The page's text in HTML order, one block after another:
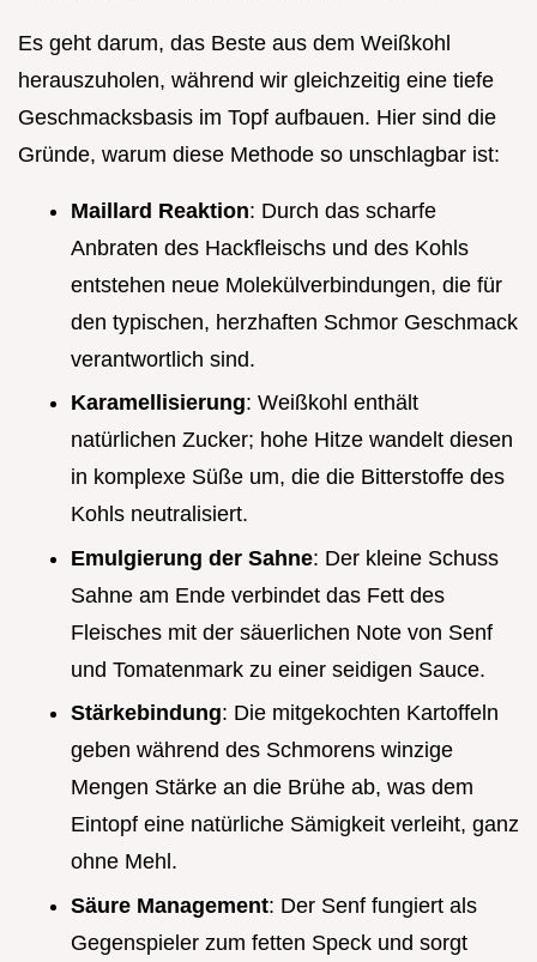
Es geht darum, das Beste aus dem Weißkohl
herauszuholen, während wir gleichzeitig eine tiefe
Geschmacksbasis im Topf aufbauen. Hier sind die
Gründe, warum diese Methode so unschlagbar ist:
Maillard Reaktion: Durch das scharfe
Anbraten des Hackfleischs und des Kohls
entstehen neue Molekülverbindungen, die für
den typischen, herzhaften Schmor Geschmack
verantwortlich sind.
Karamellisierung: Weißkohl enthält
natürlichen Zucker; hohe Hitze wandelt diesen
in komplexe Süße um, die die Bitterstoffe des
Kohls neutralisiert.
Emulgierung der Sahne: Der kleine Schuss
Sahne am Ende verbindet das Fett des
Fleisches mit der säuerlichen Note von Senf
und Tomatenmark zu einer seidigen Sauce.
Stärkebindung: Die mitgekochten Kartoffeln
geben während des Schmorens winzige
Mengen Stärke an die Brühe ab, was dem
Eintopf eine natürliche Sämigkeit verleiht, ganz
ohne Mehl.
Säure Management: Der Senf fungiert als
Gegenspieler zum fetten Speck und sorgt